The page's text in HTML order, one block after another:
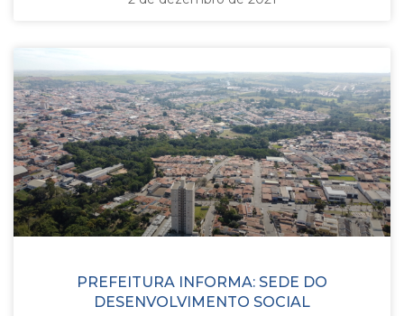
PREFEITURA INFORMA: SEDE DO
DESENVOLVIMENTO SOCIAL